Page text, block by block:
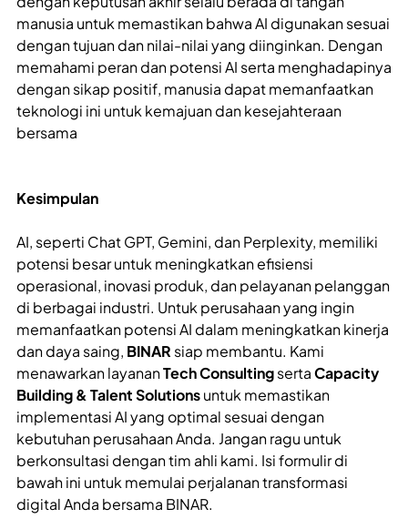
manusia untuk memastikan bahwa AI digunakan sesuai
dengan tujuan dan nilai-nilai yang diinginkan. Dengan
memahami peran dan potensi AI serta menghadapinya
dengan sikap positif, manusia dapat memanfaatkan
teknologi ini untuk kemajuan dan kesejahteraan
bersama
Kesimpulan
AI, seperti Chat GPT, Gemini, dan Perplexity, memiliki
potensi besar untuk meningkatkan efisiensi
operasional, inovasi produk, dan pelayanan pelanggan
di berbagai industri. Untuk perusahaan yang ingin
memanfaatkan potensi AI dalam meningkatkan kinerja
dan daya saing, BINAR siap membantu. Kami
menawarkan layananTech ConsultingsertaCapacity
Building & Talent Solutionsuntuk memastikan
implementasi AI yang optimal sesuai dengan
kebutuhan perusahaan Anda. Jangan ragu untuk
berkonsultasi dengan tim ahli kami. Isi formulir di
bawah ini untuk memulai perjalanan transformasi
digital Anda bersama BINAR.